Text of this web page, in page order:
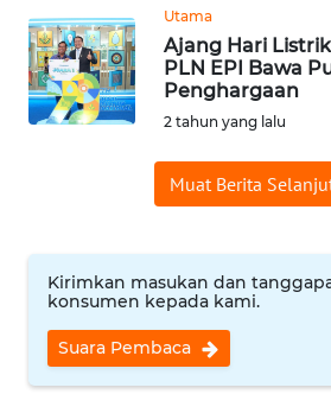
Utama
Ajang Hari
PLN EPI Bawa
Penghargaan
2 tahun yang lalu
Muat Berita
Kirimkan masukan dan
konsumen kepada kami.
Suara Pembaca
WN
SUBANG
PURWAKARTA
WN
PRIANGAN
TIMUR